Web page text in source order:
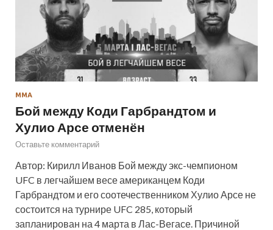
ММА
Бой между Коди Гарбрандтом и
Хулио Арсе отменён
Оставьте комментарий
Автор: Кирилл Иванов Бой между экс-чемпионом
UFC в легчайшем весе американцем Коди
Гарбрандтом и его соотечественником Хулио Арсе не
состоится на турнире UFC 285, который
запланирован на 4 марта в Лас-Вегасе. Причиной